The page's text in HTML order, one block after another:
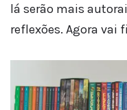
lá serão mais
reflexões. Agora vai